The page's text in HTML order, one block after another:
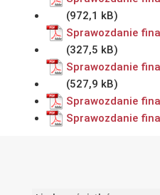
Sprawozdanie
Sprawozdanie
Sprawozdanie
Sprawozdanie